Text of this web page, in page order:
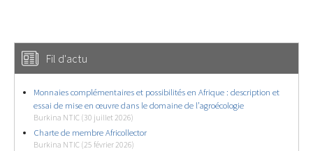
Fil d'actu
Monnaies complémentaires et possibilités en Afrique : description et
essai de mise en œuvre dans le domaine de l’agroécologie
Burkina NTIC (30 juillet 2026)
Charte de membre Africollector
Burkina NTIC (25 février 2026)